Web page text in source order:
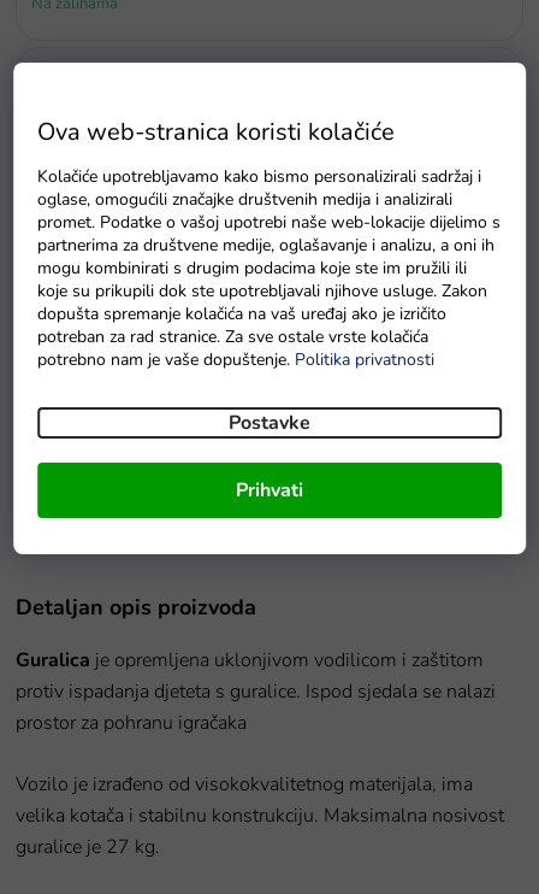
Ova web-stranica koristi kolačiće
Kolačiće upotrebljavamo kako bismo personalizirali sadržaj i
oglase, omogućili značajke društvenih medija i analizirali
promet. Podatke o vašoj upotrebi naše web-lokacije dijelimo s
partnerima za društvene medije, oglašavanje i analizu, a oni ih
mogu kombinirati s drugim podacima koje ste im pružili ili
koje su prikupili dok ste upotrebljavali njihove usluge. Zakon
dopušta spremanje kolačića na vaš uređaj ako je izričito
potreban za rad stranice. Za sve ostale vrste kolačića
potrebno nam je vaše dopuštenje. Politika privatnosti
Postavke
Prihvati
-30% popusta s kodom EXTRA30
Folija balon broj 1 zlatni 86 cm
Detaljan opis proizvoda
Guralica je opremljena uklonjivom vodilicom i zaštitom
protiv ispadanja djeteta s guralice. Ispod sjedala se nalazi
prostor za pohranu igračaka
Vozilo je izrađeno od visokokvalitetnog materijala, ima
velika kotača i stabilnu konstrukciju. Maksimalna nosivost
guralice je 27 kg.